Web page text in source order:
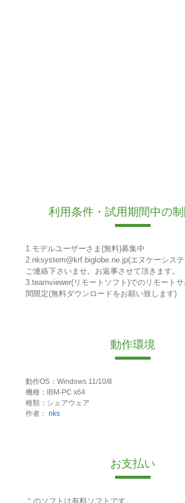
利用条件・試用期間中の
1.モデルユーザーさま(無料)募集中
2.nksystem@krf.biglobe.ne.jp(エヌケーシス
ご連絡下さいませ。お返事させて頂きます。
3.teamviewer(リモートソフト)でのリモート
間限定(無料ダウンロードをお願い致します)
動作環境
動作OS：Windows 11/10/8
機種：IBM-PC x64
種類：シェアウェア
作者： nks
お支払い
このソフトは有料ソフトです。